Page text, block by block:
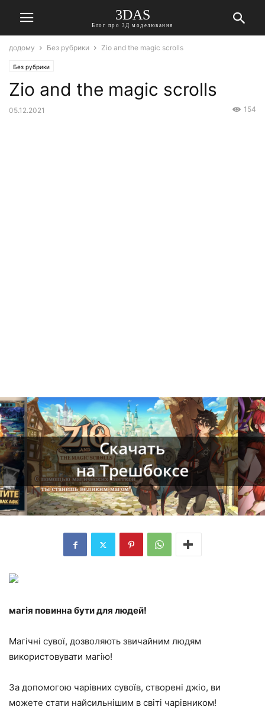
3DAS
Блог про 3Д моделювання
додому Без рубрики Zio and the magic scrolls
Без рубрики
Zio and the magic scrolls
05.12.2021 154
магія повинна бути для людей!
Магічні сувої, дозволяють звичайним людям
використовувати магію!
За допомогою чарівних сувоїв, створені джіо, ви
можете стати найсильнішим в світі чарівником!